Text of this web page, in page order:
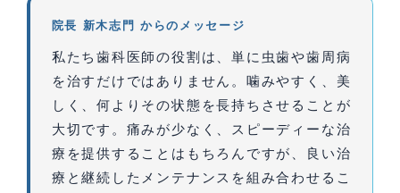
院長 新木志門 からのメッセージ
私たち歯科医師の役割は、単に虫歯や歯周病
を治すだけではありません。噛みやすく、美
しく、何よりその状態を長持ちさせることが
大切です。痛みが少なく、スピーディーな治
療を提供することはもちろんですが、良い治
療と継続したメンテナンスを組み合わせるこ